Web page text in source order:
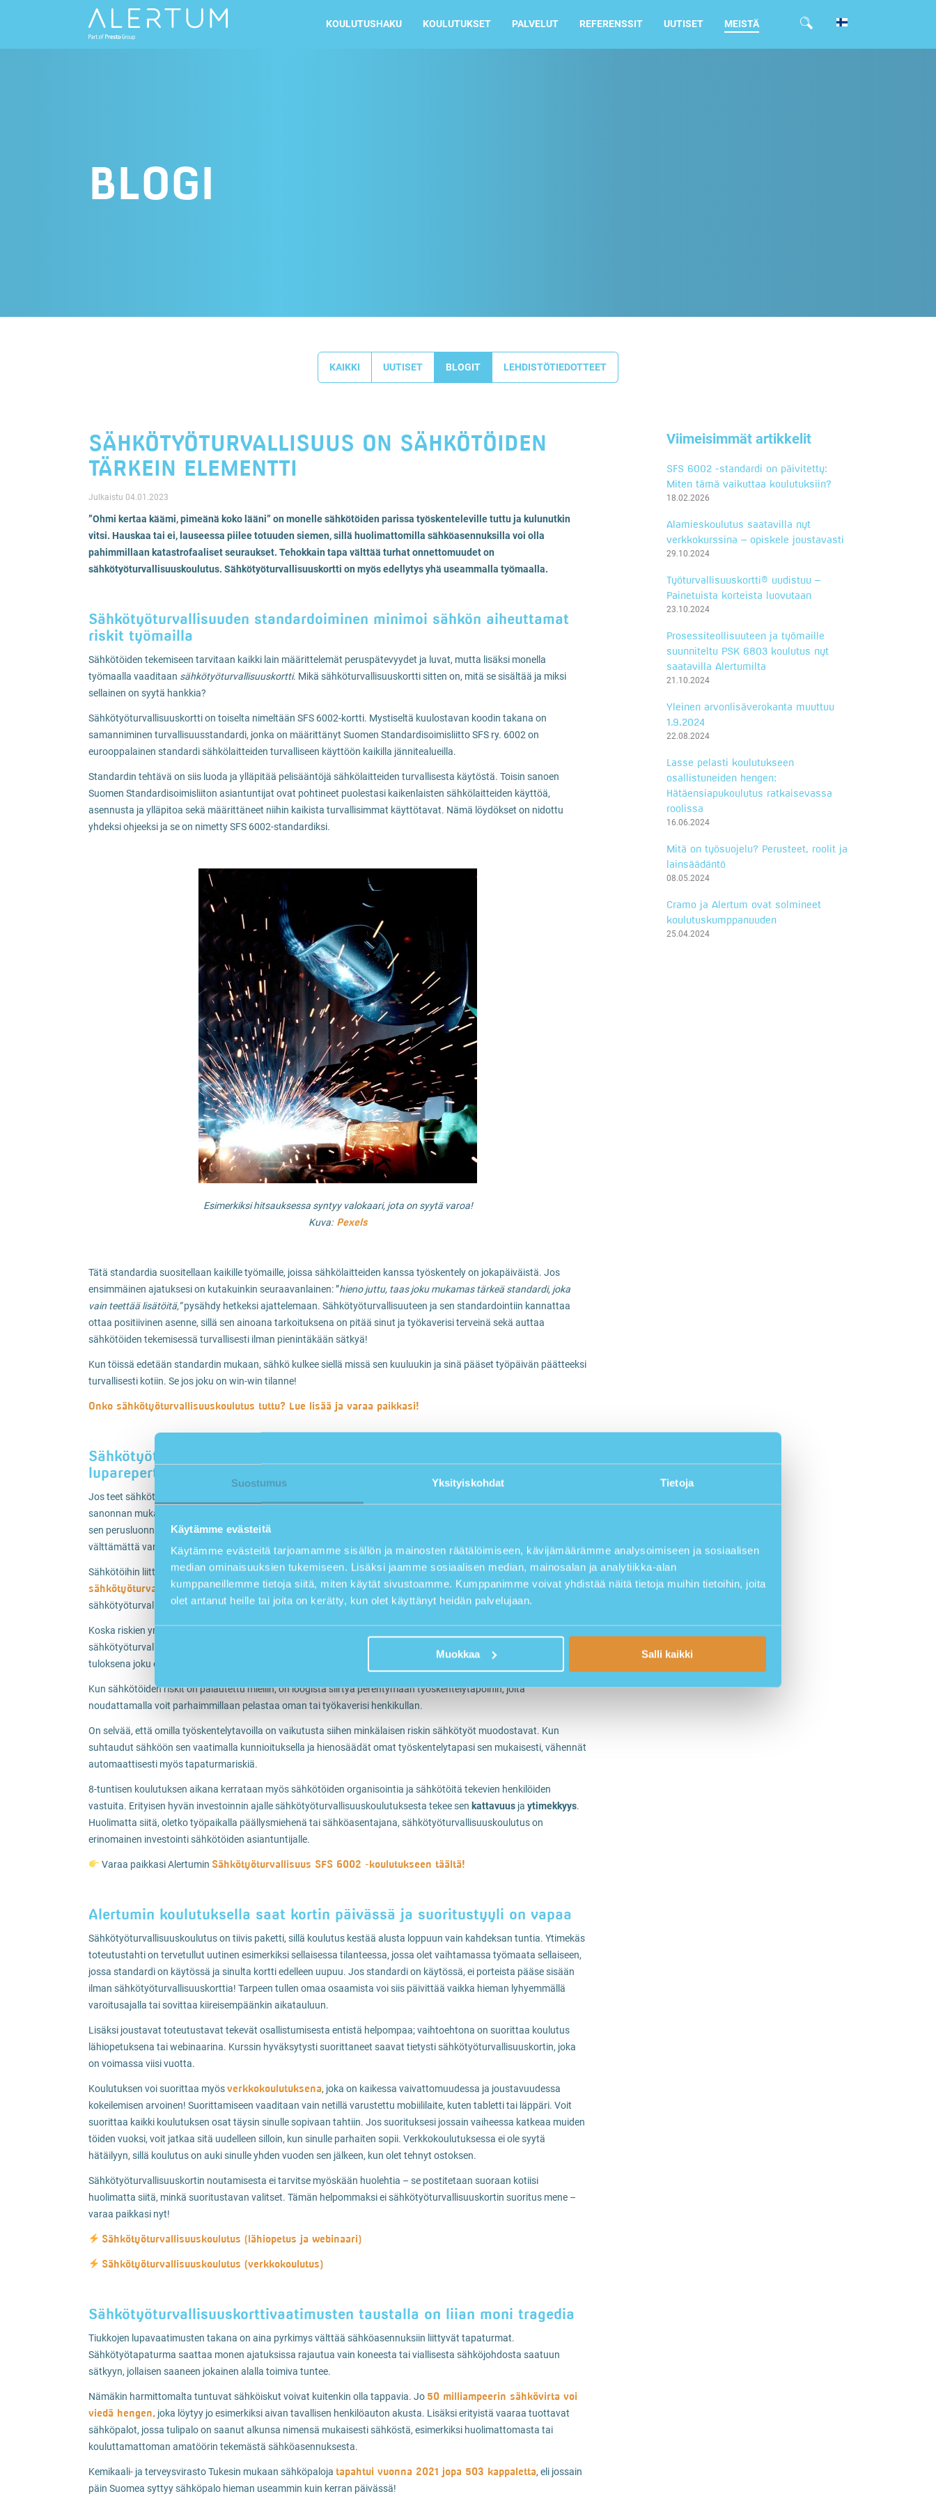
Suostumus Yksityiskohdat Tietoja
Käytämme evästeitä
Käytämme evästeitä tarjoamamme sisällön ja mainosten räätälöimiseen, kävijämäärämme analysoimiseen ja sosiaalisen
median ominaisuuksien tukemiseen. Lisäksi jaamme sosiaalisen median, mainosalan ja analytiikka-alan
kumppaneillemme tietoja siitä, miten käytät sivustoamme. Kumppanimme voivat yhdistää näitä tietoja muihin tietoihin, joita
olet antanut heille tai joita on kerätty, kun olet käyttänyt heidän palvelujaan.
Muokkaa Salli kaikki
KOULUTUSHAKU KOULUTUKSET PALVELUT REFERENSSIT UUTISET MEISTÄ
BLOGI
KAIKKI UUTISET BLOGIT LEHDISTÖTIEDOTTEET
SÄHKÖTYÖTURVALLISUUS ON SÄHKÖTÖIDEN
TÄRKEIN ELEMENTTI
Julkaistu 04.01.2023
”Ohmi kertaa käämi, pimeänä koko lääni” on monelle sähkötöiden parissa työskenteleville tuttu ja kulunutkin
vitsi. Hauskaa tai ei, lauseessa piilee totuuden siemen, sillä huolimattomilla sähköasennuksilla voi olla
pahimmillaan katastrofaaliset seuraukset. Tehokkain tapa välttää turhat onnettomuudet on
sähkötyöturvallisuuskoulutus. Sähkötyöturvallisuuskortti on myös edellytys yhä useammalla työmaalla.
Sähkötyöturvallisuuden standardoiminen minimoi sähkön aiheuttamat
riskit työmailla
Sähkötöiden tekemiseen tarvitaan kaikki lain määrittelemät peruspätevyydet ja luvat, mutta lisäksi monella
työmaalla vaaditaan sähkötyöturvallisuuskortti. Mikä sähköturvallisuuskortti sitten on, mitä se sisältää ja miksi
sellainen on syytä hankkia?
Sähkötyöturvallisuuskortti on toiselta nimeltään SFS 6002-kortti. Mystiseltä kuulostavan koodin takana on
samanniminen turvallisuusstandardi, jonka on määrittänyt Suomen Standardisoimisliitto SFS ry. 6002 on
eurooppalainen standardi sähkölaitteiden turvalliseen käyttöön kaikilla jännitealueilla.
Standardin tehtävä on siis luoda ja ylläpitää pelisääntöjä sähkölaitteiden turvallisesta käytöstä. Toisin sanoen
Suomen Standardisoimisliiton asiantuntijat ovat pohtineet puolestasi kaikenlaisten sähkölaitteiden käyttöä,
asennusta ja ylläpitoa sekä määrittäneet niihin kaikista turvallisimmat käyttötavat. Nämä löydökset on nidottu
yhdeksi ohjeeksi ja se on nimetty SFS 6002-standardiksi.
Esimerkiksi hitsauksessa syntyy valokaari, jota on syytä varoa!
Kuva:Pexels
Tätä standardia suositellaan kaikille työmaille, joissa sähkölaitteiden kanssa työskentely on jokapäiväistä. Jos
ensimmäinen ajatuksesi on kutakuinkin seuraavanlainen: ”hieno juttu, taas joku mukamas tärkeä standardi, joka
vain teettää lisätöitä,”pysähdy hetkeksi ajattelemaan. Sähkötyöturvallisuuteen ja sen standardointiin kannattaa
ottaa positiivinen asenne, sillä sen ainoana tarkoituksena on pitää sinut ja työkaverisi terveinä sekä auttaa
sähkötöiden tekemisessä turvallisesti ilman pienintäkään sätkyä!
Kun töissä edetään standardin mukaan, sähkö kulkee siellä missä sen kuuluukin ja sinä pääset työpäivän päätteeksi
turvallisesti kotiin. Se jos joku on win-win tilanne!
Onko sähkötyöturvallisuuskoulutus tuttu? Lue lisää ja varaa paikkasi!
Sähkötyöturvallisuuskortti kuuluu jokaisen sähköasentajan
luparepertuaariin
Jos teet sähkötöitä säännöllisesti niin luultavasti tiedät, minkälaisia riskejä työhösi liittyy. Niin kuin tuli on vanhan
sanonnan mukaan hyvä renki mutta huono isäntä, sama pätee myös sähköön. Erityisen vaarallista sähköstä tekee
sen perusluonne – siinä missä tulipalon voi nähdä, tuntea ja haistaa jo kaukaa, hengenvaarallinen sähköasennus ei
välttämättä varoita itsestään millään tavalla.
Sähkötöihin liittyvien riskien vuoksi edellä mainitun standardin tueksi on kehitetty 8-tuntinen
sähkötyöturvallisuuskoulutus, jonka suorittanut voi osoittaa hallitsevansa sähkötöiden turvallisuusaspektit
sähkötyöturvallisuuskortilla, joka on suoranainen vaatimus tietyille työmaille.
Koska riskien ymmärtäminen on onnettomuuksien estäminen tärkein peruspilari, yksi tärkeimmistä osista
sähkötyöturvallisuuskoulutusta on perehtyä sähkön aiheuttamiin vaaroihin ja esimerkkeihin tapaturmista, joiden
tuloksena joku on menettänyt henkensä.
Kun sähkötöiden riskit on palautettu mieliin, on loogista siirtyä perehtymään työskentelytapoihin, joita
noudattamalla voit parhaimmillaan pelastaa oman tai työkaverisi henkikullan.
On selvää, että omilla työskentelytavoilla on vaikutusta siihen minkälaisen riskin sähkötyöt muodostavat. Kun
suhtaudut sähköön sen vaatimalla kunnioituksella ja hienosäädät omat työskentelytapasi sen mukaisesti, vähennät
automaattisesti myös tapaturmariskiä.
8-tuntisen koulutuksen aikana kerrataan myös sähkötöiden organisointia ja sähkötöitä tekevien henkilöiden
vastuita. Erityisen hyvän investoinnin ajalle sähkötyöturvallisuuskoulutuksesta tekee sen kattavuus ja ytimekkyys.
Huolimatta siitä, oletko työpaikalla päällysmiehenä tai sähköasentajana, sähkötyöturvallisuuskoulutus on
erinomainen investointi sähkötöiden asiantuntijalle.
Varaa paikkasi Alertumin Sähkötyöturvallisuus SFS 6002 -koulutukseen täältä!
Alertumin koulutuksella saat kortin päivässä ja suoritustyyli on vapaa
Sähkötyöturvallisuuskoulutus on tiivis paketti, sillä koulutus kestää alusta loppuun vain kahdeksan tuntia. Ytimekäs
toteutustahti on tervetullut uutinen esimerkiksi sellaisessa tilanteessa, jossa olet vaihtamassa työmaata sellaiseen,
jossa standardi on käytössä ja sinulta kortti edelleen uupuu. Jos standardi on käytössä, ei porteista pääse sisään
ilman sähkötyöturvallisuuskorttia! Tarpeen tullen omaa osaamista voi siis päivittää vaikka hieman lyhyemmällä
varoitusajalla tai sovittaa kiireisempäänkin aikatauluun.
Lisäksi joustavat toteutustavat tekevät osallistumisesta entistä helpompaa; vaihtoehtona on suorittaa koulutus
lähiopetuksena tai webinaarina. Kurssin hyväksytysti suorittaneet saavat tietysti sähkötyöturvallisuuskortin, joka
on voimassa viisi vuotta.
Koulutuksen voi suorittaa myösverkkokoulutuksena, joka on kaikessa vaivattomuudessa ja joustavuudessa
kokeilemisen arvoinen! Suorittamiseen vaaditaan vain netillä varustettu mobiililaite, kuten tabletti tai läppäri. Voit
suorittaa kaikki koulutuksen osat täysin sinulle sopivaan tahtiin. Jos suorituksesi jossain vaiheessa katkeaa muiden
töiden vuoksi, voit jatkaa sitä uudelleen silloin, kun sinulle parhaiten sopii. Verkkokoulutuksessa ei ole syytä
hätäilyyn, sillä koulutus on auki sinulle yhden vuoden sen jälkeen, kun olet tehnyt ostoksen.
Sähkötyöturvallisuuskortin noutamisesta ei tarvitse myöskään huolehtia – se postitetaan suoraan kotiisi
huolimatta siitä, minkä suoritustavan valitset. Tämän helpommaksi ei sähkötyöturvallisuuskortin suoritus mene –
varaa paikkasi nyt!
Sähkötyöturvallisuuskoulutus (lähiopetus ja webinaari)
Sähkötyöturvallisuuskoulutus (verkkokoulutus)
Sähkötyöturvallisuuskorttivaatimusten taustalla on liian moni tragedia
Tiukkojen lupavaatimusten takana on aina pyrkimys välttää sähköasennuksiin liittyvät tapaturmat.
Sähkötyötapaturma saattaa monen ajatuksissa rajautua vain koneesta tai viallisesta sähköjohdosta saatuun
sätkyyn, jollaisen saaneen jokainen alalla toimiva tuntee.
Nämäkin harmittomalta tuntuvat sähköiskut voivat kuitenkin olla tappavia. Jo 50 milliampeerin sähkövirta voi
viedä hengen, joka löytyy jo esimerkiksi aivan tavallisen henkilöauton akusta. Lisäksi erityistä vaaraa tuottavat
sähköpalot, jossa tulipalo on saanut alkunsa nimensä mukaisesti sähköstä, esimerkiksi huolimattomasta tai
kouluttamattoman amatöörin tekemästä sähköasennuksesta.
Kemikaali- ja terveysvirasto Tukesin mukaan sähköpaloja tapahtui vuonna 2021 jopa 503 kappaletta, eli jossain
päin Suomea syttyy sähköpalo hieman useammin kuin kerran päivässä!
Viimeisimmät artikkelit
SFS 6002 -standardi on päivitetty:
Miten tämä vaikuttaa koulutuksiin?
18.02.2026
Alamieskoulutus saatavilla nyt
verkkokurssina – opiskele joustavasti
29.10.2024
Työturvallisuuskortti® uudistuu –
Painetuista korteista luovutaan
23.10.2024
Prosessiteollisuuteen ja työmaille
suunniteltu PSK 6803 koulutus nyt
saatavilla Alertumilta
21.10.2024
Yleinen arvonlisäverokanta muuttuu
1.9.2024
22.08.2024
Lasse pelasti koulutukseen
osallistuneiden hengen:
Hätäensiapukoulutus ratkaisevassa
roolissa
16.06.2024
Mitä on työsuojelu? Perusteet, roolit ja
lainsäädäntö
08.05.2024
Cramo ja Alertum ovat solmineet
koulutuskumppanuuden
25.04.2024